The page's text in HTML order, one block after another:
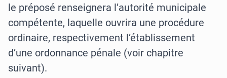
le préposé renseignera l’autorité municipale
compétente, laquelle ouvrira une procédure
ordinaire, respectivement l’établissement
d’une ordonnance pénale (voir chapitre
suivant).